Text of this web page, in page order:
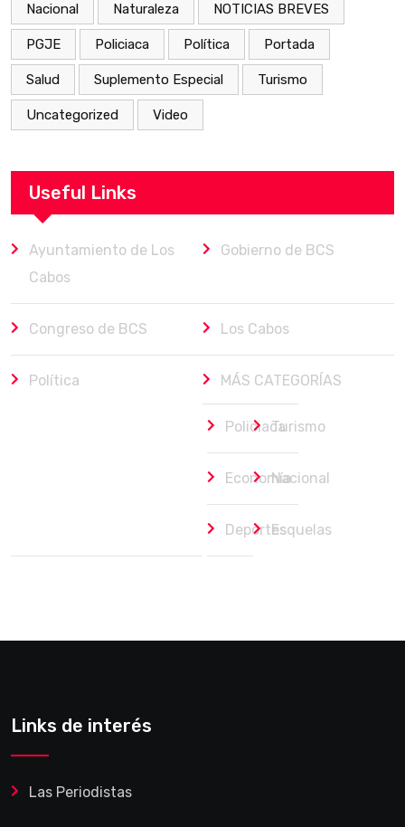
Nacional Naturaleza NOTICIAS BREVES
PGJE Policiaca Política Portada
Salud Suplemento Especial Turismo
Uncategorized Video
Useful Links
Ayuntamiento de Los
Cabos
Gobierno de BCS
Congreso de BCS Los Cabos
Política MÁS CATEGORÍAS
PoliciacaTurismo
EconomíaNacional
DeportesEsquelas
Links de interés
Las Periodistas